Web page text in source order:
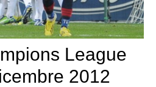
League
2012